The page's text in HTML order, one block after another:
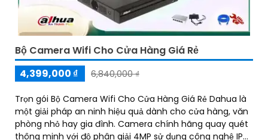
Bộ Camera Wifi Cho Cửa Hàng Giá Rẻ
4,399,000 ₫
6,840,000 ₫
Trọn gói Bộ Camera Wifi Cho Cửa Hàng Giá Rẻ Dahua là
một giải pháp an ninh hiệu quả dành cho cửa hàng, văn
phòng nhỏ hay gia đình. Camera chính hãng quay quét
thông minh với độ phân giải 4MP sử dụng công nghệ IP